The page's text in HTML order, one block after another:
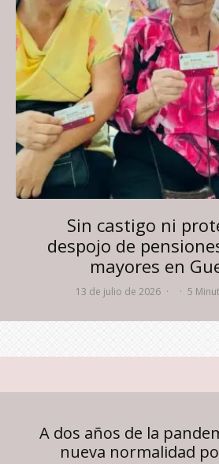
Sin castigo ni
despojo de
mayores en
13 de julio de 2026 · · 5
A dos años de la
nueva normalidad